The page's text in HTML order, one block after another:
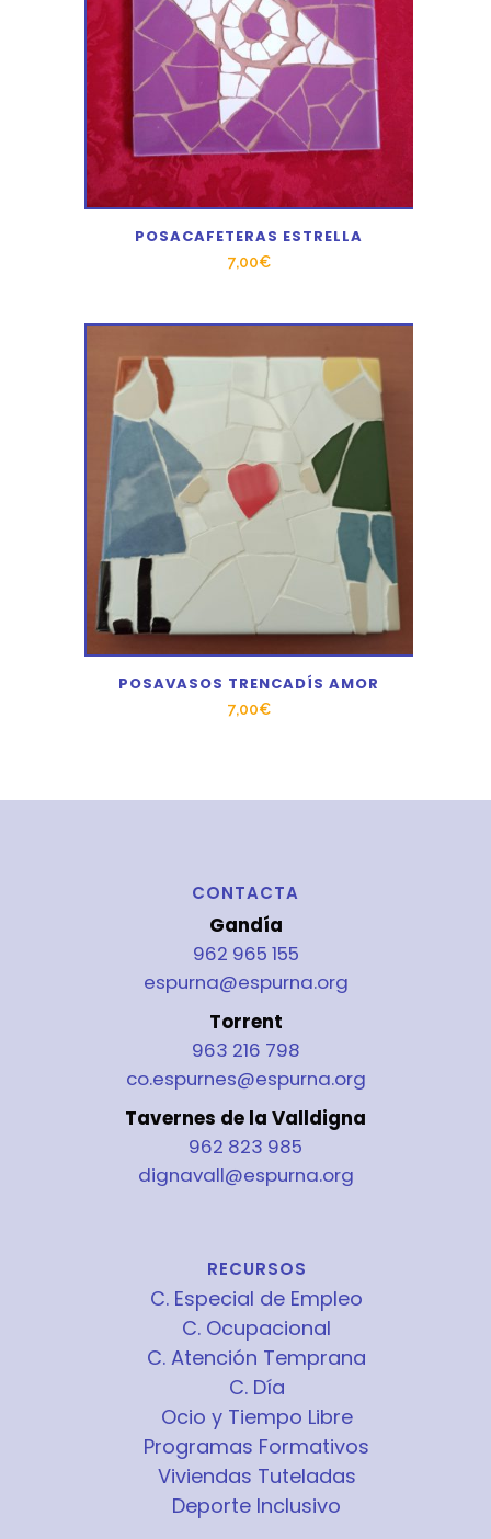
POSACAFETERAS ESTRELLA
7,00€
POSAVASOS TRENCADÍS AMOR
7,00€
CONTACTA
Gandía
962 965 155
espurna@espurna.org
Torrent
963 216 798
co.espurnes@espurna.org
Tavernes de la Valldigna
962 823 985
dignavall@espurna.org
RECURSOS
C. Especial de Empleo
C. Ocupacional
C. Atención Temprana
C. Día
Ocio y Tiempo Libre
Programas Formativos
Viviendas Tuteladas
Deporte Inclusivo